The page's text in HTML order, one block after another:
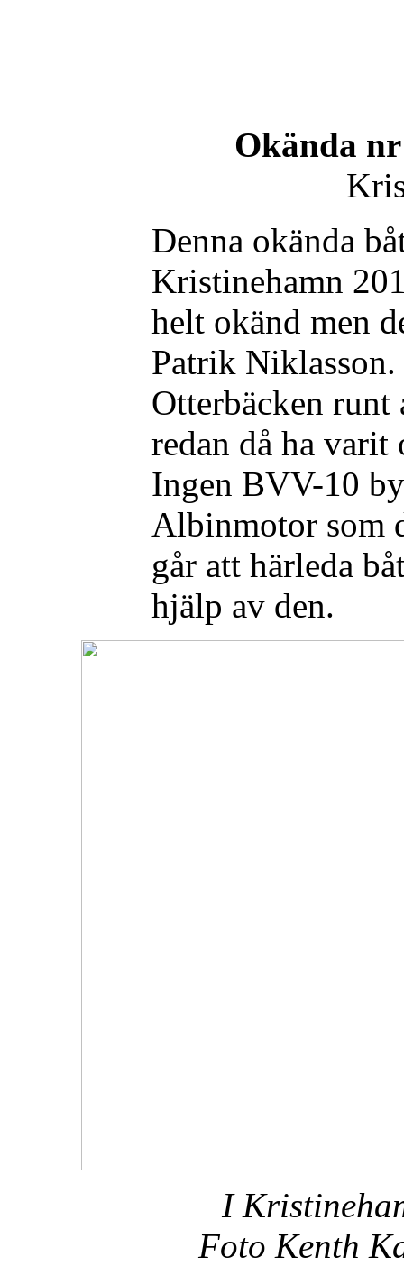
Okända nr
Denna okända
Kristinehamn
helt okänd men
Patrik
Otterbäcken
redan då ha
Ingen BVV-10
Albinmotor som
går att härleda
hjälp av den.
I
Foto Kenth